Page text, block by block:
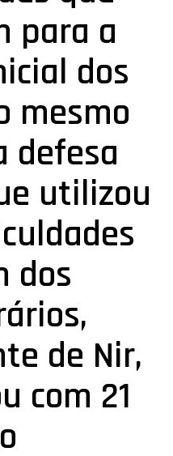
para a
dos
mesmo
defesa
utilizou
dos
de Nir,
com 21